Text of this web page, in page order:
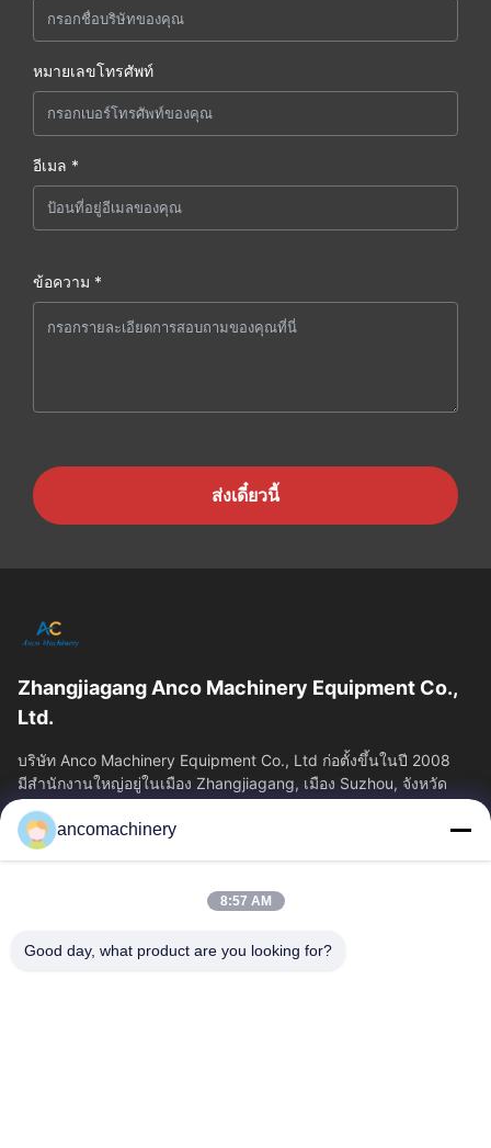
หมายเลขโทรศัพท์
อีเมล *
ข้อความ *
ส่งเดี๋ยวนี้
Zhangjiagang Anco Machinery Equipment Co.,
Ltd.
บริษัท Anco Machinery Equipment Co., Ltd ก่อตั้งขึ้นในปี 2008
มีสํานักงานใหญ่อยู่ในเมือง Zhangjiagang, เมือง Suzhou, จังหวัด
Jiangsu.
ลิงก์ด่วน
เกี่ยวกับเรา
ทัวร์โรงงาน
ควบคุมคุณภาพ
ancomachinery
8:57 AM
Good day, what product are you looking for?